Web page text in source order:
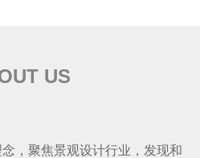
US
，聚焦景观设计行业，发现和